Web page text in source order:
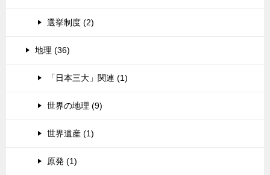
選挙制度 (2)
地理 (36)
「日本三大」関連 (1)
世界の地理 (9)
世界遺産 (1)
原発 (1)